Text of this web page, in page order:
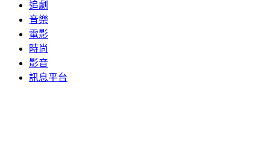
追劇
音樂
電影
時尚
影音
訊息平台